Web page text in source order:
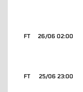
26/06 02:00
FT
25/06 23:00
FT